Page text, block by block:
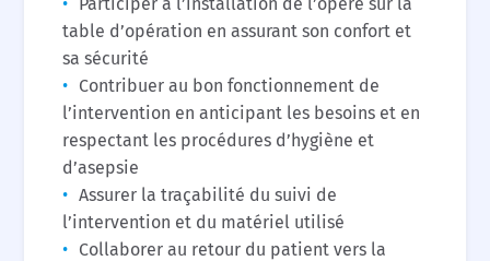
table d’opération en assurant son confort et
sa sécurité
Contribuer au bon fonctionnement de
l’intervention en anticipant les besoins et en
respectant les procédures d’hygiène et
d’asepsie
Assurer la traçabilité du suivi de
l’intervention et du matériel utilisé
Collaborer au retour du patient vers la